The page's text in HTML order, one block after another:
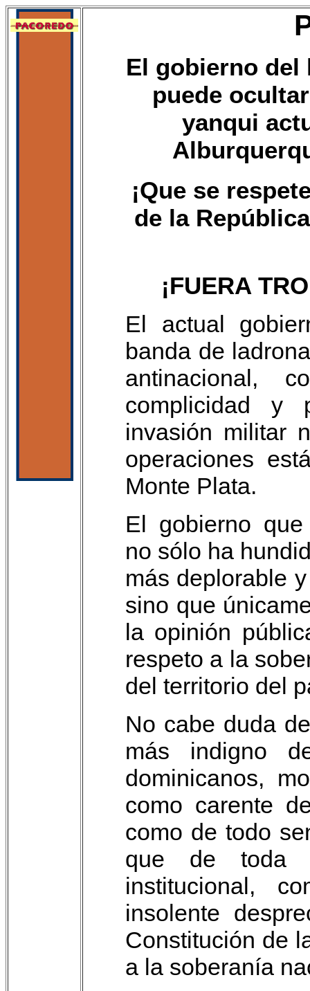
El gobierno del
puede
yanqui
¡Que se
de la
¡FUERA
El actual
banda de
antinacional,
complicidad y
invasión militar
operaciones
Monte Plata.
El gobierno
no sólo ha
más deplorable
sino que
la opinión
respeto a la
del territorio del
No cabe duda
más indigno
dominicanos,
como carente
como de todo
que de toda
institucional,
insolente
Constitución de
a la soberanía